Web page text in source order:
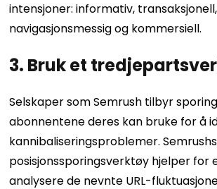
intensjoner: informativ, transaksjonell,
navigasjonsmessig og kommersiell.
3. Bruk et
Selskaper som Semrush tilbyr
abonnentene deres kan bruke for å
kannibaliseringsproblemer. Semrushs
posisjonssporingsverktøy hjelper for
analysere de nevnte URL-